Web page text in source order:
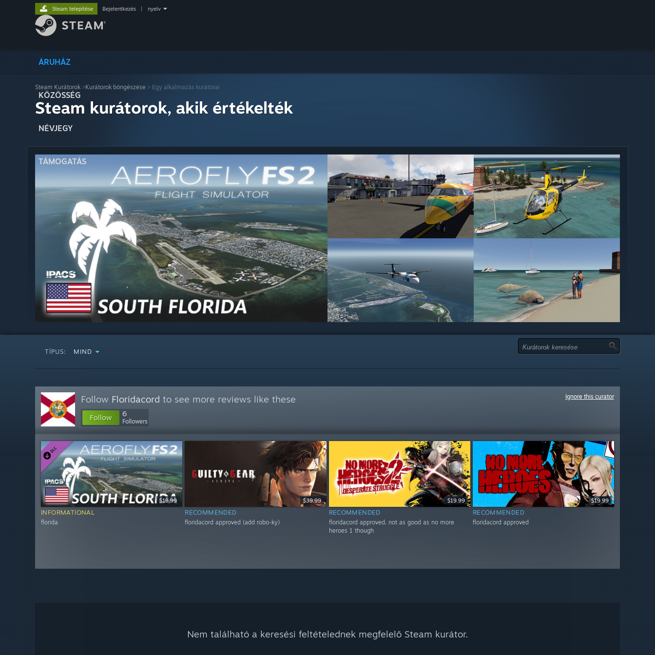
ÁRUHÁZ
KÖZÖSSÉG
NÉVJEGY
TÁMOGATÁS
Steam telepítése Bejelentkezés nyelv
Steam Kurátorok >Kurátorok böngészése > Egy alkalmazás kurátorai
Steam kurátorok, akik értékelték
TÍPUS: MIND
Follow Floridacord to see more reviews like these
Follow 6
Followers
Ignore this curator
$19.99
INFORMATIONAL
florida
$39.99
RECOMMENDED
floridacord approved (add robo-ky)
$19.99
RECOMMENDED
floridacord approved. not as good as no more
heroes 1 though
$19.99
RECOMMENDED
floridacord approved
Nem található a keresési feltételednek megfelelő Steam kurátor.